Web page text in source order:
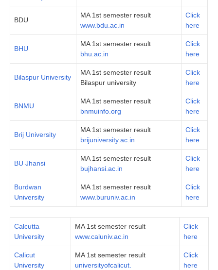
BDU
MA 1st semester result
www.bdu.ac.in
Click
here
BHU
MA 1st semester result
bhu.ac.in
Click
here
Bilaspur University
MA 1st semester result
Bilaspur university
Click
here
BNMU
MA 1st semester result
bnmuinfo.org
Click
here
Brij University
MA 1st semester result
brijuniversity.ac.in
Click
here
BU Jhansi
MA 1st semester result
bujhansi.ac.in
Click
here
Burdwan
University
MA 1st semester result
www.buruniv.ac.in
Click
here
Calcutta
University
MA 1st semester result
www.caluniv.ac.in
Click
here
Calicut
University
MA 1st semester result
universityofcalicut.
Click
here